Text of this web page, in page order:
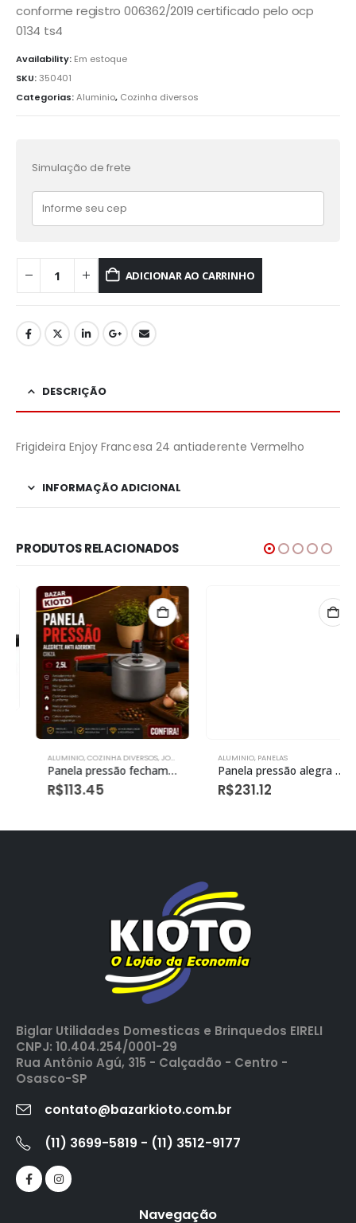
conforme registro 006362/2019 certificado pelo ocp
0134 ts4
Availability: Em estoque
SKU:350401
Categorias:Aluminio, Cozinha diversos
Simulação de frete
ADICIONAR AO CARRINHO
DESCRIÇÃO
Frigideira Enjoy Francesa 24 antiaderente Vermelho
INFORMAÇÃO ADICIONAL
PRODUTOS RELACIONADOS
ALUMINIO,COZINHA DIVERSOS,JOGO DE PANELAS
Panela pressão fechamento interno alegrete 2,5l anti aderente cinza
113.45
ALUMINIO,PANELAS
Panela pressão alegra 4,5l antiaderente cinza
231.12
Biglar Utilidades Domesticas e Brinquedos EIRELI
CNPJ: 10.404.254/0001-29
Rua Antônio Agú, 315 - Calçadão - Centro -
Osasco-SP
contato@bazarkioto.com.br
(11) 3699-5819 - (11) 3512-9177
Navegação